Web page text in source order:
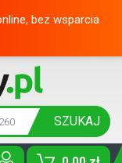
bez wsparcia
SZUKAJ